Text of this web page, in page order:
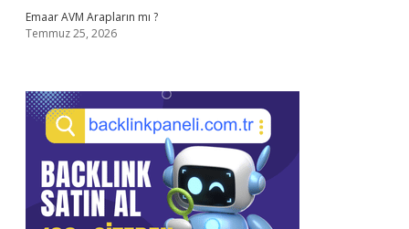
Emaar AVM Arapların mı ?
Temmuz 25, 2026